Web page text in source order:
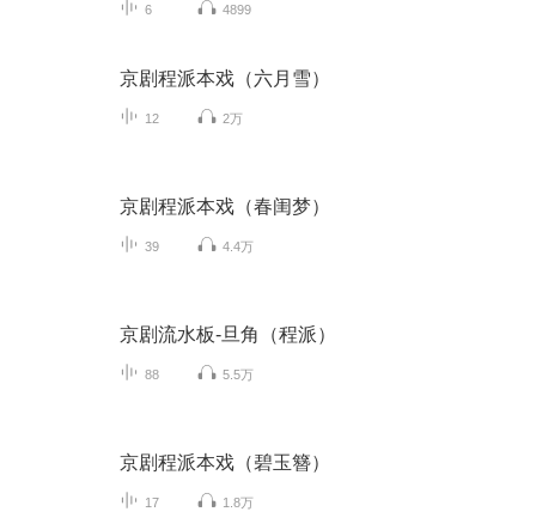
6 4899
京剧程派本戏（六月雪）
12 2万
京剧程派本戏（春闺梦）
39 4.4万
京剧流水板-旦角（程派）
88 5.5万
京剧程派本戏（碧玉簪）
17 1.8万